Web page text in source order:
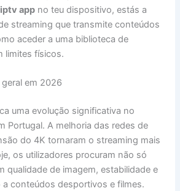
iptv app no teu dispositivo, estás a
streaming que transmite conteúdos
aceder a uma biblioteca de
limites físicos.
em 2026
uma evolução significativa no
Portugal. A melhoria das redes de
do 4K tornaram o streaming mais
os utilizadores procuram não só
qualidade de imagem, estabilidade e
conteúdos desportivos e filmes.